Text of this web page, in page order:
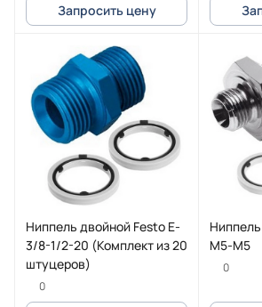
Запросить цену
Ниппель двойной Festo E-
3/8-1/2-20 (Комплект из 20
штуцеров)
0
M5-M5
0